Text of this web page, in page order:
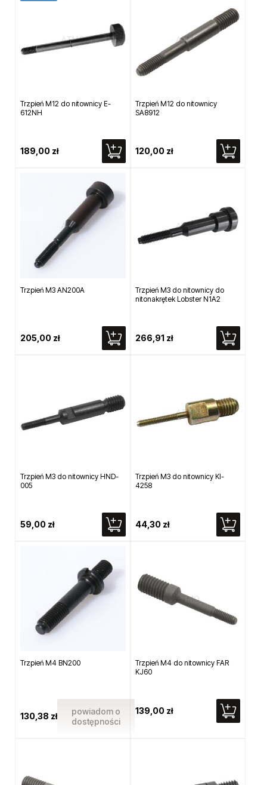
Trzpień M12 do nitownicy E-
612NH
189,00 zł
Trzpień M12 do nitownicy
SA8912
120,00 zł
Trzpień M3 AN200A
205,00 zł
Trzpień M3 do nitownicy do
nitonakrętek Lobster N1A2
266,91 zł
Trzpień M3 do nitownicy HND-
005
59,00 zł
Trzpień M3 do nitownicy KI-
4258
44,30 zł
Trzpień M4 BN200
130,38 zł
powiadom o
dostępności
Trzpień M4 do nitownicy FAR
KJ60
139,00 zł